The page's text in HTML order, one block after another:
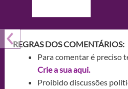
REGRAS DOS COMENTÁRIOS:
Para comentar é preciso
Crie a sua aqui.
Proibido discussões